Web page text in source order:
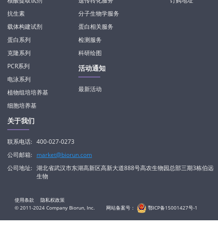
抗生素
载体构建试剂
蛋白系列
克隆系列
PCR系列
电泳系列
植物组培培养基
细胞培养基
分子生物学服务
蛋白相关服务
检测服务
科研绘图
活动通知
最新活动
关于我们
联系电话: 400-027-0273
公司邮箱: market@biorun.com
公司地址: 湖北省武汉市东湖高新区高新大道888号高农生物园总部三期3栋伯远
生物
使用条款
隐私权政策
© 2011-2024 Company Biorun, Inc.
网站备案号： 鄂ICP备15001427号-1